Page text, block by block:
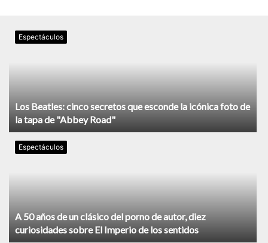
Espectáculos
Los Beatles: cinco secretos que esconde la icónica foto de
la tapa de "Abbey Road"
Espectáculos
A 50 años de un clásico del porno de autor, diez
curiosidades sobre El Imperio de los sentidos